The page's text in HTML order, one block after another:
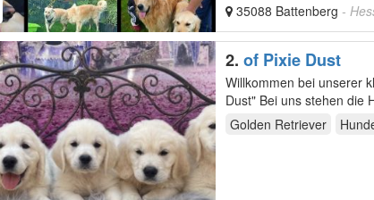
35088 Battenberg -
2. of Pixie Dust
Willkommen bei unserer
Golden Retriever